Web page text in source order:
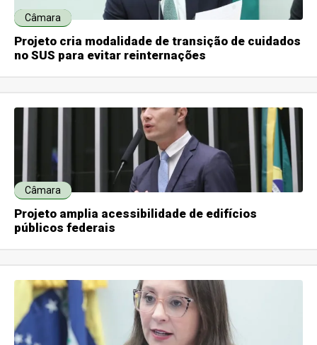
Câmara
Projeto cria modalidade de transição de cuidados
no SUS para evitar reinternações
Câmara
Projeto amplia acessibilidade de edifícios
públicos federais